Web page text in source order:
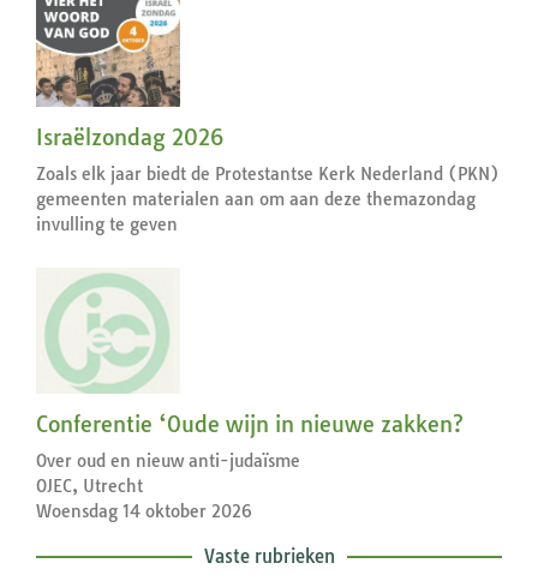
Israëlzondag 2026
Zoals elk jaar biedt de Protestantse Kerk Nederland (PKN)
gemeenten materialen aan om aan deze themazondag
invulling te geven
Conferentie ‘Oude wijn in nieuwe zakken?
Over oud en nieuw anti-judaïsme
OJEC, Utrecht
Woensdag 14 oktober 2026
Vaste rubrieken